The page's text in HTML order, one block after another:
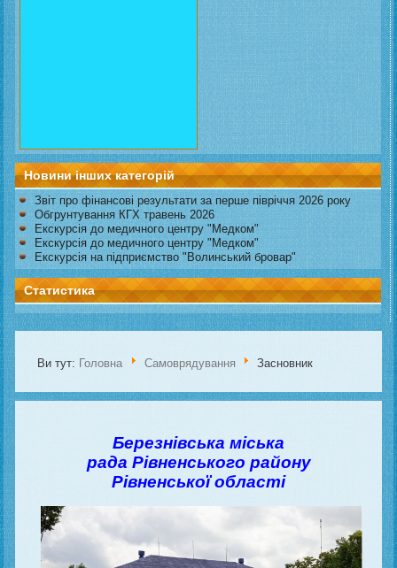
Новини інших категорій
Звіт про фінансові результати за перше півріччя 2026 року
Обгрунтування КГХ травень 2026
Екскурсія до медичного центру "Медком"
Екскурсія до медичного центру "Медком"
Екскурсія на підприємство "Волинський бровар"
Статистика
Ви тут: Головна Самоврядування Засновник
Березнівська міська
рада Рівненського району
Рівненської області